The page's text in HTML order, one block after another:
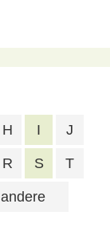
H I J
R S T
andere